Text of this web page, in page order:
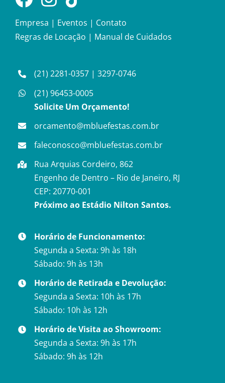
Empresa | Eventos | Contato
Regras de Locação | Manual de Cuidados
(21) 2281-0357 |3297-0746
(21) 96453-0005
Solicite Um Orçamento!
orcamento@mbluefestas.com.br
faleconosco@mbluefestas.com.br
Rua Arquias Cordeiro, 862
Engenho de Dentro – Rio de Janeiro, RJ
CEP: 20770-001
Próximo ao Estádio Nilton Santos.
Horário de Funcionamento:
Segunda a Sexta: 9h às 18h
Sábado: 9h às 13h
Horário de Retirada e Devolução:
Segunda a Sexta: 10h às 17h
Sábado: 10h às 12h
Horário de Visita ao Showroom:
Segunda a Sexta: 9h às 17h
Sábado: 9h às 12h